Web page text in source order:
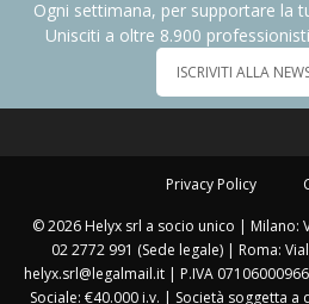
Ogni settimana, per supportare la
Unisciti a oltre 8.900
ISCRIVITI ALLA
Privacy Policy
© 2026 Helyx srl a socio unico | Milano:
02 2772 991 (Sede legale) | Roma:
helyx.srl@legalmail.it | P.IVA
Sociale: €40.000 i.v. | Società soggetta